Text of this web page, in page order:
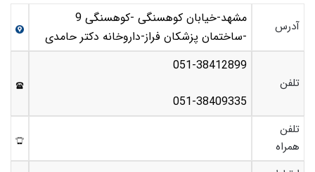
آدرس
مشهد-خیابان کوهسنگی -کوهسنگی 9
-ساختمان پزشکان فراز-داروخانه دکتر حامدی
تلفن
051-38412899
051-38409335
تلفن
همراه